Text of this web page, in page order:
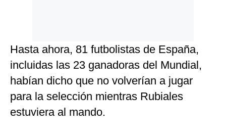
Hasta ahora, 81 futbolistas de España,
incluidas las 23 ganadoras del Mundial,
habían dicho que no volverían a jugar
para la selección mientras Rubiales
estuviera al mando.